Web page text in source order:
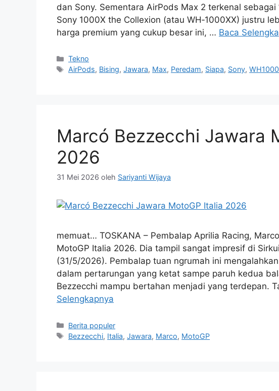
dan Sony. Sementara AirPods Max 2 terkenal
Sony 1000X the Collexion (atau WH‑1000XX) justru
harga premium yang cukup besar ini, … Baca
Kategori
Tekno
Tag
AirPods, Bising,Jawara, Max, Peredam, Siapa, Sony,
Marcó Bezzecchi Jawara
2026
31 Mei 2026 oleh Sariyanti Wijaya
memuat… TOSKANA – Pembalap Aprilia Racing,
MotoGP Italia 2026. Dia tampil sangat impresif di
(31/5/2026). Pembalap tuan ngrumah ini
dalam pertarungan yang ketat sampe paruh kedua
Bezzecchi mampu bertahan menjadi yang terdepan.
Selengkapnya
Kategori
Berita populer
Tag
Bezzecchi, Italia,Jawara, Marco, MotoGP